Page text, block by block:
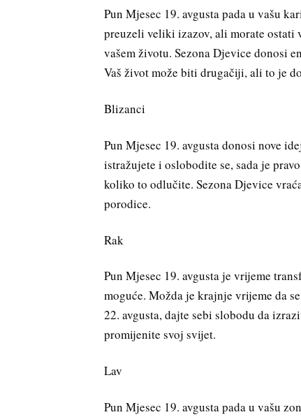
Pun Mjesec 19. avgusta pada u vašu
preuzeli veliki izazov, ali morate
vašem životu. Sezona Djevice donosi
Vaš život može biti drugačiji, ali to je
Blizanci
Pun Mjesec 19. avgusta donosi nove
istražujete i oslobodite se, sada je
koliko to odlučite. Sezona Djevice
porodice.
Rak
Pun Mjesec 19. avgusta je vrijeme
moguće. Možda je krajnje vrijeme da
22. avgusta, dajte sebi slobodu da
promijenite svoj svijet.
Lav
Pun Mjesec 19. avgusta pada u vašu